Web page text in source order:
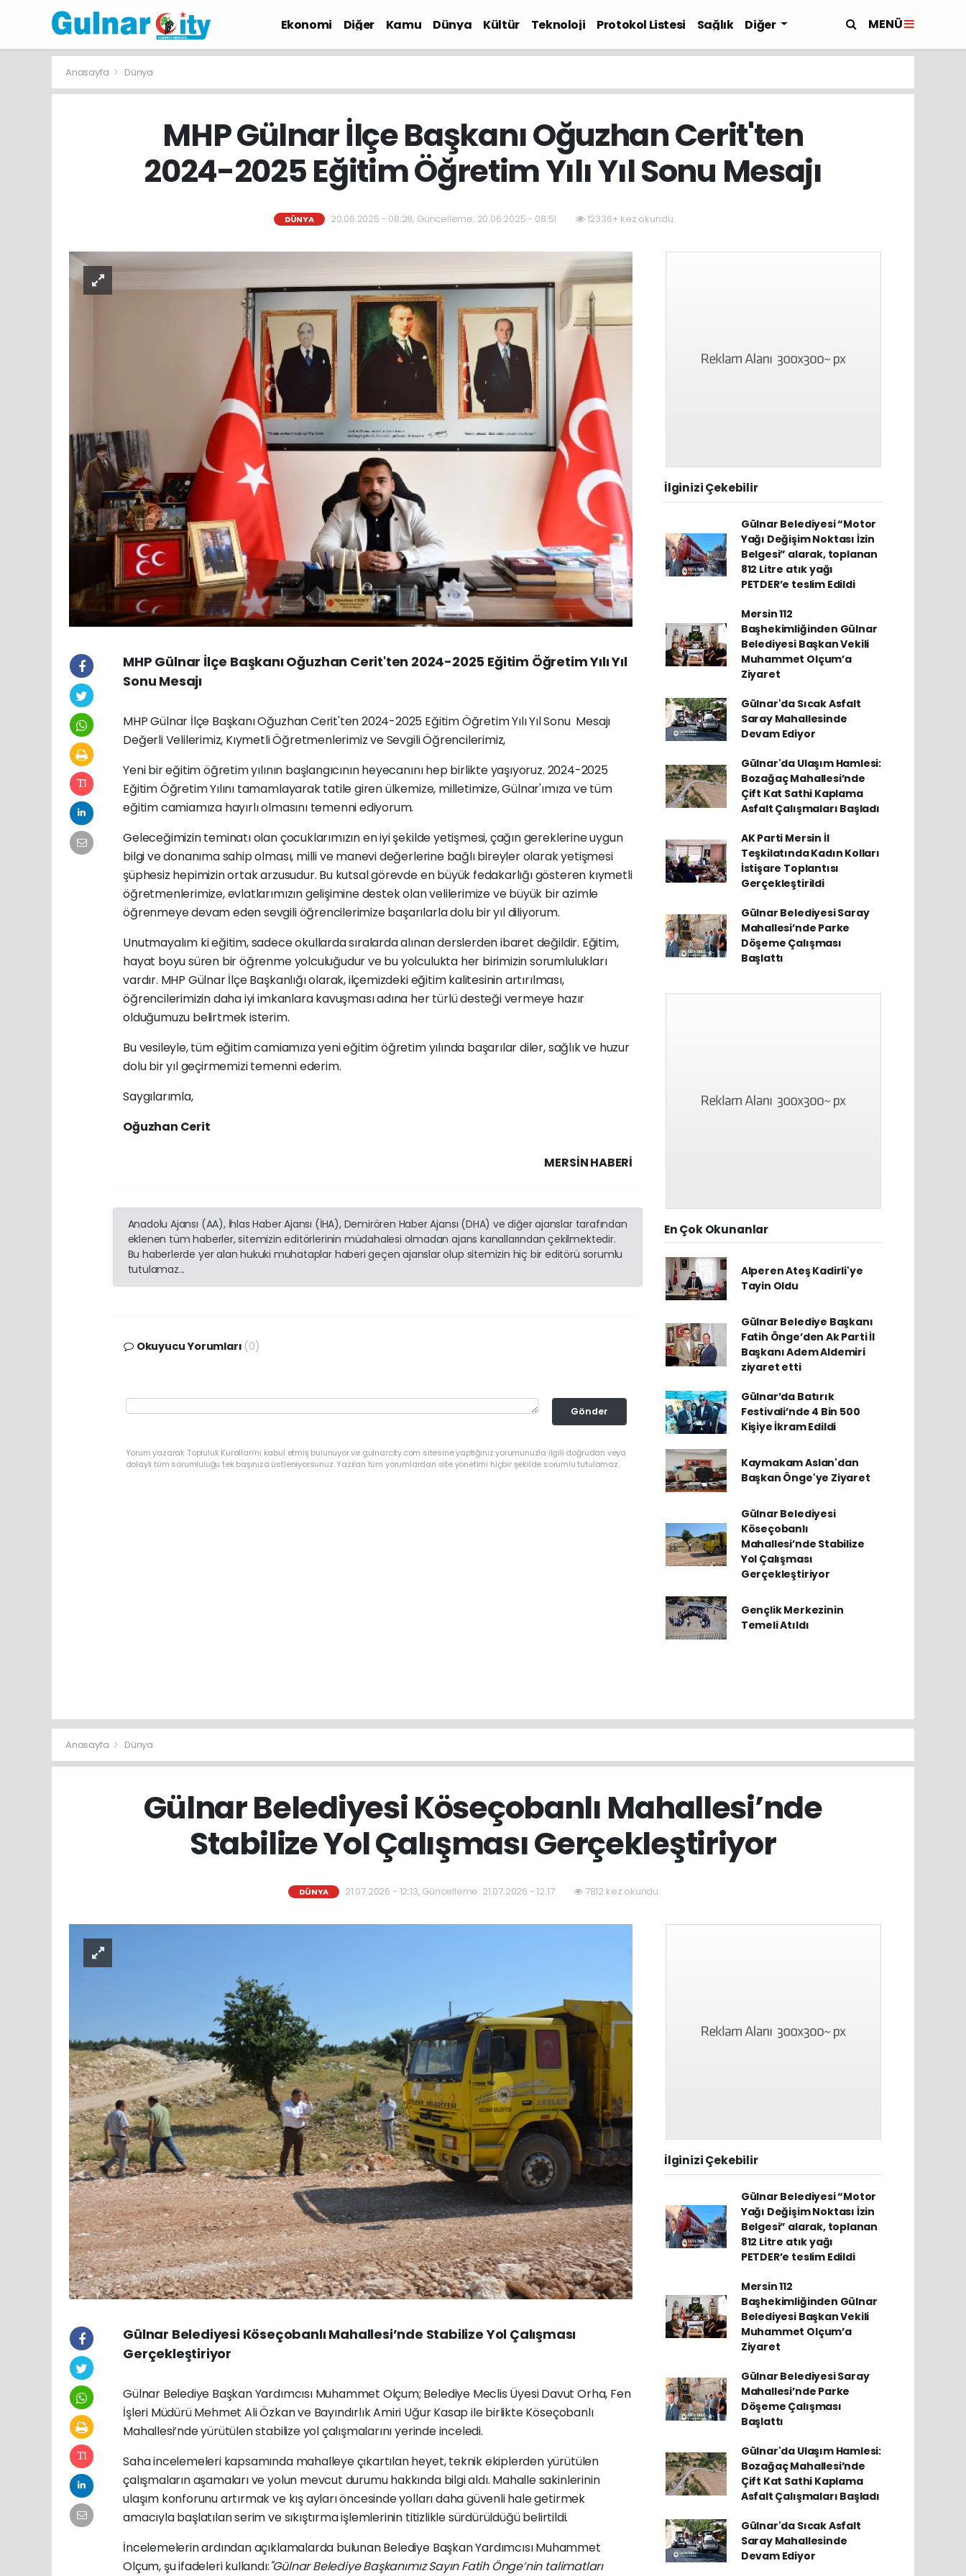
Ekonomi Diğer Kamu Dünya Kültür Teknoloji Protokol Listesi Sağlık Diğer MENÜ
Anasayfa Dünya
MHP Gülnar İlçe Başkanı Oğuzhan Cerit'ten
2024-2025 Eğitim Öğretim Yılı Yıl Sonu Mesajı
DÜNYA 20.06.2025 - 08:28, Güncelleme: 20.06.2025 - 08:51 12336+ kez okundu.
MHP Gülnar İlçe Başkanı Oğuzhan Cerit'ten 2024-2025 Eğitim Öğretim Yılı Yıl
Sonu Mesajı
MHP Gülnar İlçe Başkanı Oğuzhan Cerit'ten 2024-2025 Eğitim Öğretim Yılı Yıl Sonu Mesajı
Değerli Velilerimiz, Kıymetli Öğretmenlerimiz ve Sevgili Öğrencilerimiz,
Yeni bir eğitim öğretim yılının başlangıcının heyecanını hep birlikte yaşıyoruz. 2024-2025
Eğitim Öğretim Yılını tamamlayarak tatile giren ülkemize, milletimize, Gülnar'ımıza ve tüm
eğitim camiamıza hayırlı olmasını temenni ediyorum.
Geleceğimizin teminatı olan çocuklarımızın en iyi şekilde yetişmesi, çağın gereklerine uygun
bilgi ve donanıma sahip olması, milli ve manevi değerlerine bağlı bireyler olarak yetişmesi
şüphesiz hepimizin ortak arzusudur. Bu kutsal görevde en büyük fedakarlığı gösteren kıymetli
öğretmenlerimize, evlatlarımızın gelişimine destek olan velilerimize ve büyük bir azimle
öğrenmeye devam eden sevgili öğrencilerimize başarılarla dolu bir yıl diliyorum.
Unutmayalım ki eğitim, sadece okullarda sıralarda alınan derslerden ibaret değildir. Eğitim,
hayat boyu süren bir öğrenme yolculuğudur ve bu yolculukta her birimizin sorumlulukları
vardır. MHP Gülnar İlçe Başkanlığı olarak, ilçemizdeki eğitim kalitesinin artırılması,
öğrencilerimizin daha iyi imkanlara kavuşması adına her türlü desteği vermeye hazır
olduğumuzu belirtmek isterim.
Bu vesileyle, tüm eğitim camiamıza yeni eğitim öğretim yılında başarılar diler, sağlık ve huzur
dolu bir yıl geçirmemizi temenni ederim.
Saygılarımla,
Oğuzhan Cerit
MERSIN HABERİ
Anadolu Ajansı (AA), İhlas Haber Ajansı (İHA), Demirören Haber Ajansı (DHA) ve diğer ajanslar tarafından
eklenen tüm haberler, sitemizin editörlerinin müdahalesi olmadan ajans kanallarından çekilmektedir.
Bu haberlerde yer alan hukuki muhataplar haberi geçen ajanslar olup sitemizin hiç bir editörü sorumlu
tutulamaz...
Okuyucu Yorumları (0)
Gönder
Yorum yazarak Topluluk Kuralları’nı kabul etmiş bulunuyor ve gulnarcity.com sitesine yaptığınız yorumunuzla ilgili doğrudan veya
dolaylı tüm sorumluluğu tek başınıza üstleniyorsunuz. Yazılan tüm yorumlardan site yönetimi hiçbir şekilde sorumlu tutulamaz.
İlginizi Çekebilir
Gülnar Belediyesi “Motor
Yağı Değişim Noktası İzin
Belgesi” alarak, toplanan
812 Litre atık yağı
PETDER’e teslim Edildi
Mersin 112
Başhekimliğinden Gülnar
Belediyesi Başkan Vekili
Muhammet Olçum’a
Ziyaret
Gülnar'da Sıcak Asfalt
Saray Mahallesinde
Devam Ediyor
Gülnar'da Ulaşım Hamlesi:
Bozağaç Mahallesi’nde
Çift Kat Sathi Kaplama
Asfalt Çalışmaları Başladı
AK Parti Mersin İl
Teşkilatında Kadın Kolları
İstişare Toplantısı
Gerçekleştirildi
Gülnar Belediyesi Saray
Mahallesi’nde Parke
Döşeme Çalışması
Başlattı
En Çok Okunanlar
Alperen Ateş Kadirli'ye
Tayin Oldu
Gülnar Belediye Başkanı
Fatih Önge’den Ak Parti İl
Başkanı Adem Aldemiri
ziyaret etti
Gülnar’da Batırık
Festivali’nde 4 Bin 500
Kişiye İkram Edildi
Kaymakam Aslan'dan
Başkan Önge'ye Ziyaret
Gülnar Belediyesi
Köseçobanlı
Mahallesi’nde Stabilize
Yol Çalışması
Gerçekleştiriyor
Gençlik Merkezinin
Temeli Atıldı
Anasayfa Dünya
Gülnar Belediyesi Köseçobanlı Mahallesi’nde
Stabilize Yol Çalışması Gerçekleştiriyor
DÜNYA 21.07.2026 - 12:13, Güncelleme: 21.07.2026 - 12:17 7812 kez okundu.
Gülnar Belediyesi Köseçobanlı Mahallesi’nde Stabilize Yol Çalışması
Gerçekleştiriyor
Gülnar Belediye Başkan Yardımcısı Muhammet Olçum; Belediye Meclis Üyesi Davut Orha, Fen
İşleri Müdürü Mehmet Ali Özkan ve Bayındırlık Amiri Uğur Kasap ile birlikte Köseçobanlı
Mahallesi’nde yürütülen stabilize yol çalışmalarını yerinde inceledi.
Saha incelemeleri kapsamında mahalleye çıkartılan heyet, teknik ekiplerden yürütülen
çalışmaların aşamaları ve yolun mevcut durumu hakkında bilgi aldı. Mahalle sakinlerinin
ulaşım konforunu artırmak ve kış ayları öncesinde yolları daha güvenli hale getirmek
amacıyla başlatılan serim ve sıkıştırma işlemlerinin titizlikle sürdürüldüğü belirtildi.
İncelemelerin ardından açıklamalarda bulunan Belediye Başkan Yardımcısı Muhammet
Olçum, şu ifadeleri kullandı:"Gülnar Belediye Başkanımız Sayın Fatih Önge’nin talimatları
İlginizi Çekebilir
Gülnar Belediyesi “Motor
Yağı Değişim Noktası İzin
Belgesi” alarak, toplanan
812 Litre atık yağı
PETDER’e teslim Edildi
Mersin 112
Başhekimliğinden Gülnar
Belediyesi Başkan Vekili
Muhammet Olçum’a
Ziyaret
Gülnar Belediyesi Saray
Mahallesi’nde Parke
Döşeme Çalışması
Başlattı
Gülnar'da Ulaşım Hamlesi:
Bozağaç Mahallesi’nde
Çift Kat Sathi Kaplama
Asfalt Çalışmaları Başladı
Gülnar'da Sıcak Asfalt
Saray Mahallesinde
Devam Ediyor